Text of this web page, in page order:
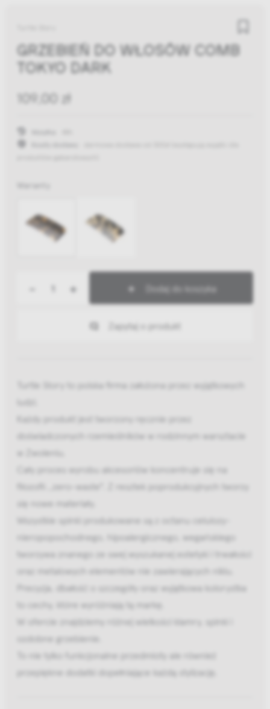
GRZEBIEŃ DO WŁOSÓW COMB
TOKYO DARK
109,00 zł
Warianty
+ Dodaj do koszyka
Zapytaj o produkt
Turtle Story to polska firma założona przez wyjątkowych
ludzi.
Każdy produkt jest tworzony ręcznie przez
doświadczonych rzemieślników w rodzinnym warsztacie
w Zwoleniu.
Cały proces wyrobu akcesoriów koncentruje się na
filozofii ,,zero-waste". Z resztek poprodukcyjnych tworzy
się nowe materiały.
Wszystkie spinki produkowane są z octanu celulozy-
nieropopochodnego, hipoalergicznego, wegańskiego
tworzywa znanego ze swej wyszukanej estetyki i trwałości
oraz metalowych elementów nie zawierających niklu.
Precyzja, dbałość o szczegóły oraz wyjątkowa kolorystka
to cechy, które wyróżniają tą markę.
W ofercie znajdziemy różnej wielkości klamry, spinki i
ozdobne grzebienie.
To nie tylko funkcjonalne przedmioty ale również
przepiękne dodatki dopełniające każdą stylizację.